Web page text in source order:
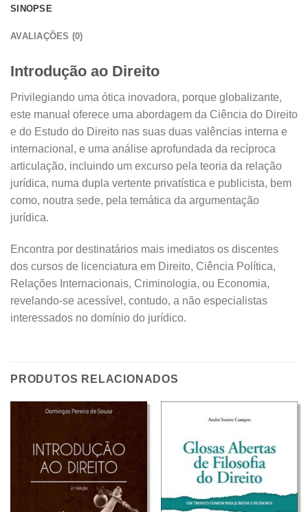
SINOPSE
AVALIAÇÕES (0)
Introdução ao Direito
Privilegiando uma ótica inovadora, porque globalizante,
este manual oferece uma abordagem da Ciência do Direito
e do Estudo do Direito nas suas duas valências interna e
internacional, e uma análise aprofundada da recíproca
articulação, incluindo um excurso pela teoria da relação
jurídica, numa dupla vertente privatística e publicista, bem
como, noutra sede, pela temática da argumentação
jurídica.
Encontra por destinatários mais imediatos os discentes
dos cursos de licenciatura em Direito, Ciência Política,
Relações Internacionais, Criminologia, ou Economia,
revelando-se acessível, contudo, a não especialistas
interessados no domínio do jurídico.
PRODUTOS RELACIONADOS